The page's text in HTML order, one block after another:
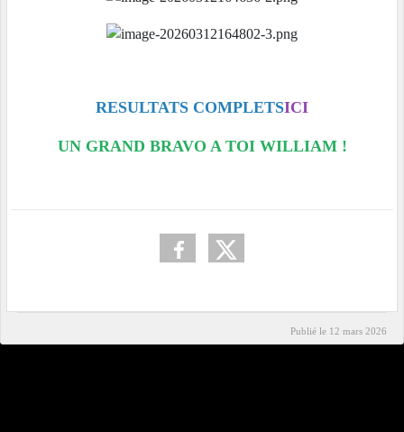
RESULTATS COMPLETSICI
UN GRAND BRAVO A TOI WILLIAM !
Publié le 12 mars 2026